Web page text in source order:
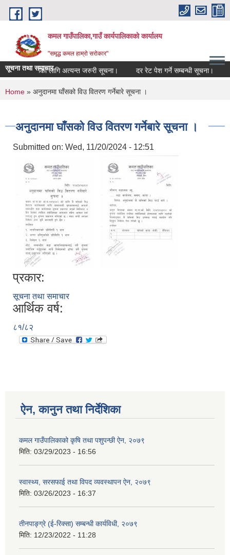
Skip to main content
कमल गाउँपालिका,गाउँ कार्यपालिकाको कार्यालय
"समृद्ध कमल हाम्रो सरोकार"
सूचना तथा समाचार
कृषकहरूका लागि अत्यन्त जरुरी सूचना। दर रेट पेश गर्ने सम्बन्धी सूचना।
You are here
Home » अनुदानमा घाँसको विउ वितरण गर्नेबारे सूचना ।
अनुदानमा घाँसको विउ वितरण गर्नेबारे सूचना ।
Submitted on: Wed, 11/20/2024 - 12:51
प्रकार:
सूचना तथा समाचार
आर्थिक वर्ष:
८१/८२
ऐन, कानुन तथा निर्देशिका
कमल गाउँपालिकाको कृषि तथा पशुपन्छी ऐन, २०७९
मिति: 03/29/2023 - 16:56
स्वास्थ्य, सरसफाई तथा विपद व्यवस्थापन ऐन, २०७९
मिति: 03/26/2023 - 16:37
तीनपाङ्ग्रे (ई-रिक्सा) सम्बन्धी कार्यविधी, २०७९
मिति: 12/23/2022 - 11:28